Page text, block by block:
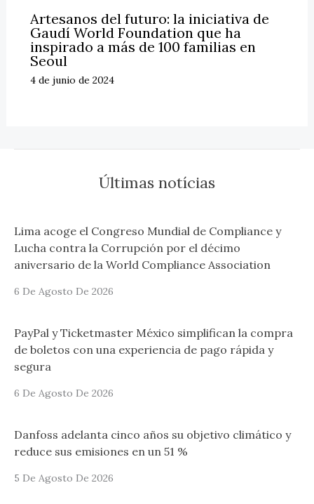
Artesanos del futuro: la iniciativa de
Gaudí World Foundation que ha
inspirado a más de 100 familias en
Seoul
4 de junio de 2024
Últimas notícias
Lima acoge el Congreso Mundial de Compliance y
Lucha contra la Corrupción por el décimo
aniversario de la World Compliance Association
6 De Agosto De 2026
PayPal y Ticketmaster México simplifican la compra
de boletos con una experiencia de pago rápida y
segura
6 De Agosto De 2026
Danfoss adelanta cinco años su objetivo climático y
reduce sus emisiones en un 51 %
5 De Agosto De 2026